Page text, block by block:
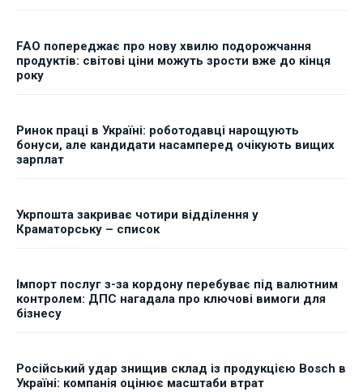
FAO попереджає про нову хвилю подорожчання
продуктів: світові ціни можуть зрости вже до кінця
року
Ринок праці в Україні: роботодавці нарощують
бонуси, але кандидати насамперед очікують вищих
зарплат
Укрпошта закриває чотири відділення у
Краматорську – список
Імпорт послуг з-за кордону перебуває під валютним
контролем: ДПС нагадала про ключові вимоги для
бізнесу
Російський удар знищив склад із продукцією Bosch в
Україні: компанія оцінює масштаби втрат